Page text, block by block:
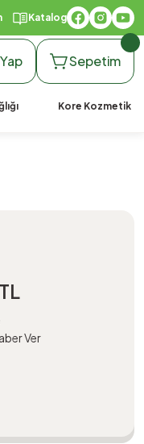
Katalog
Sepetim
Kore Kozmetik
Ver